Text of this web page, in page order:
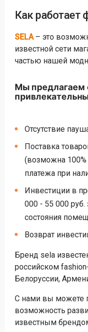
Как работает
SELA– это
известной сети
частью нашей
Мы предлагаем
Отсутствие
Поставка
(возможна 100%
платежа при
Инвестиции в
000 - 55 000 руб.
состояния
Возврат
Бренд sela
российском
Белоруссии,
С нами вы можете
возможность
известным